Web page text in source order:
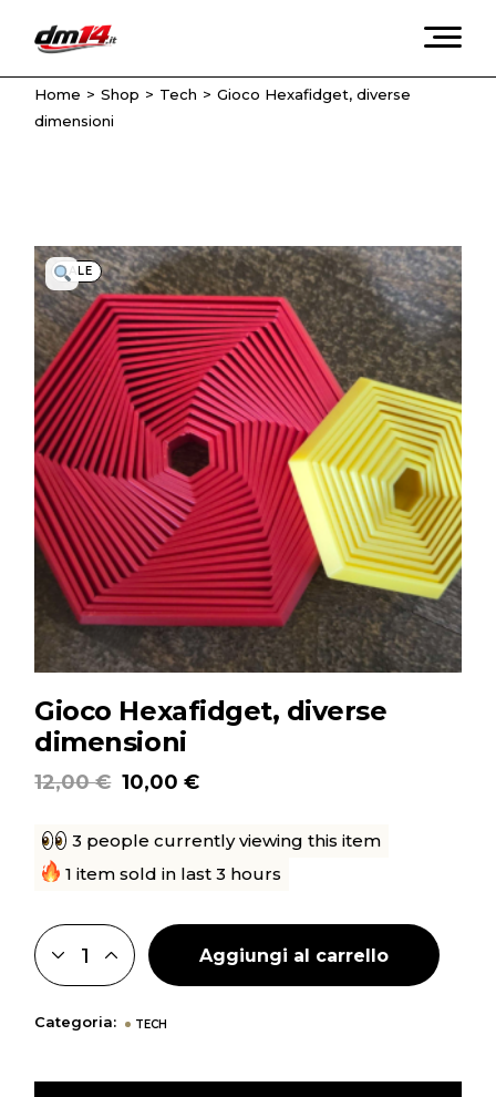
content
Home Shop Tech
Gioco Hexafidget, diverse
dimensioni
SALE
Gioco Hexafidget, diverse
dimensioni
12,00€
Il
originale
era:
12,00 €.
10,00€
Il
attuale
è:
10,00 €.
3 people currently viewing this item
1 item sold in last 3 hours
GIOCO HEXAFIDGET, DIVERSE DIMENSIONI QUANTITY
Aggiungi al carrello
Categoria: TECH